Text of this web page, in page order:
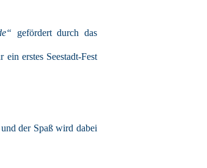
gefördert durch das
ein erstes Seestadt-Fest
der Spaß wird dabei